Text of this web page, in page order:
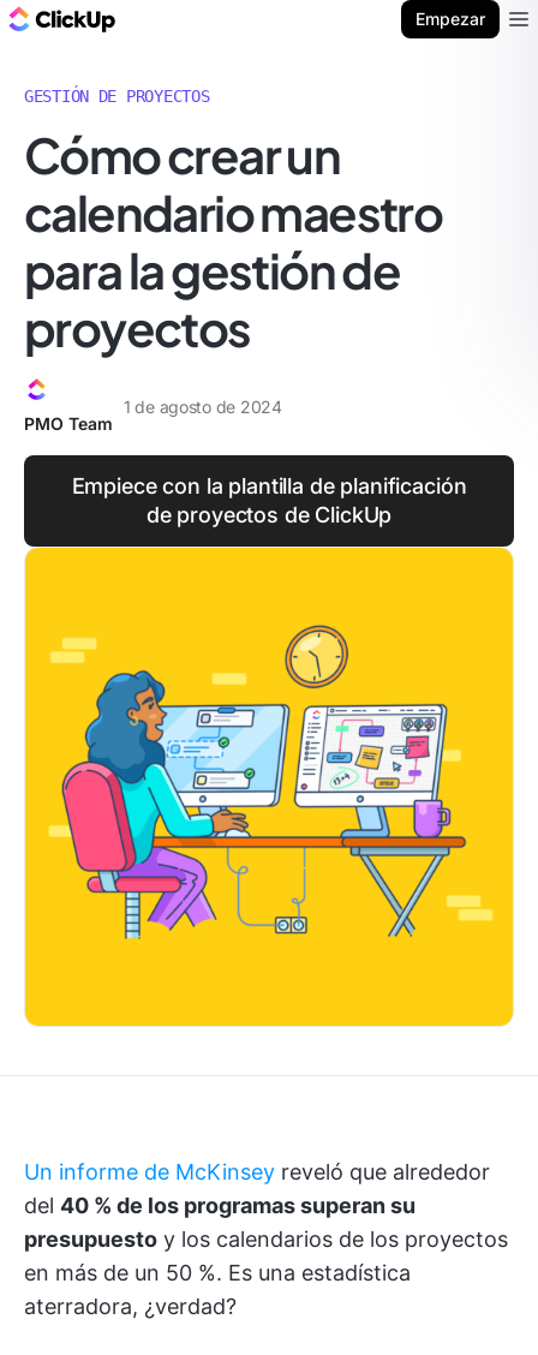
Empezar
GESTIÓN DE PROYECTOS
Cómo crear un
calendario maestro
para la gestión de
proyectos
PMO Team
1 de agosto de 2024
Empiece con la plantilla de planificación
de proyectos de ClickUp
Un informe de McKinsey reveló que alrededor
del 40 % de los programas superan su
presupuesto y los calendarios de los proyectos
en más de un 50 %. Es una estadística
aterradora, ¿verdad?